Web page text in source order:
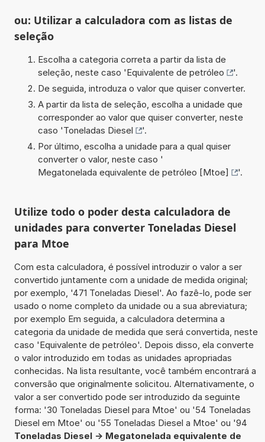
ou: Utilizar a calculadora com as listas de
seleção
Escolha a categoria correta a partir da lista de
seleção, neste caso 'Equivalente de petróleo
'.
De seguida, introduza o valor que quiser converter.
A partir da lista de seleção, escolha a unidade que
corresponder ao valor que quiser converter, neste
caso 'Toneladas Diesel
'.
Por último, escolha a unidade para a qual quiser
converter o valor, neste caso '
Megatonelada equivalente de petróleo [Mtoe]
'.
Utilize todo o poder desta calculadora de
unidades para converter Toneladas Diesel
para Mtoe
Com esta calculadora, é possível introduzir o valor a ser
convertido juntamente com a unidade de medida original;
por exemplo, '471 Toneladas Diesel'. Ao fazê-lo, pode ser
usado o nome completo da unidade ou a sua abreviatura;
por exemplo Em seguida, a calculadora determina a
categoria da unidade de medida que será convertida, neste
caso 'Equivalente de petróleo'. Depois disso, ela converte
o valor introduzido em todas as unidades apropriadas
conhecidas. Na lista resultante, você também encontrará a
conversão que originalmente solicitou. Alternativamente, o
valor a ser convertido pode ser introduzido da seguinte
forma: '30 Toneladas Diesel para Mtoe' ou '54 Toneladas
Diesel em Mtoe' ou '55 Toneladas Diesel a Mtoe' ou '94
Toneladas Diesel -> Megatonelada equivalente de